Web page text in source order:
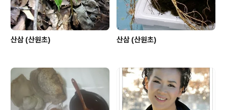
산삼 (산원초) 산삼 (산원초)